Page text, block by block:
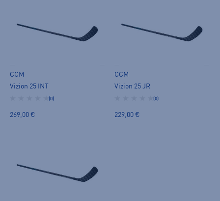
CCM
Vizion 25 INT
(0)
269,00 €
CCM
Vizion 25 JR
(0)
229,00 €